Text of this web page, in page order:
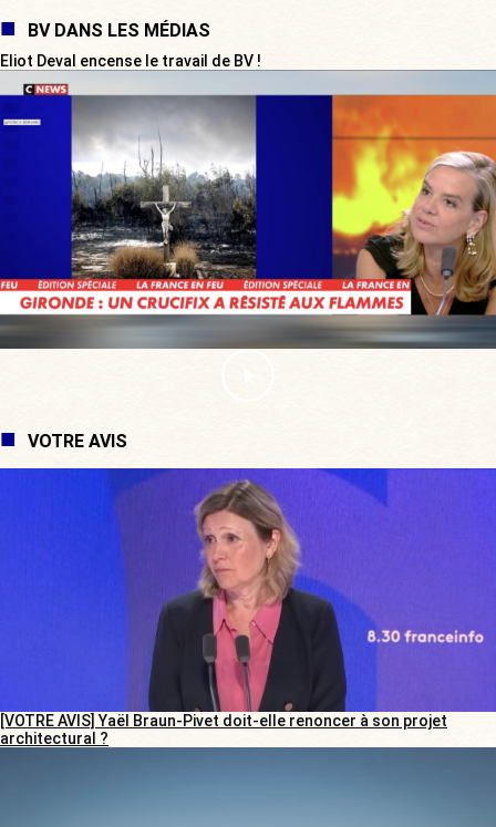
BV DANS LES MÉDIAS
Eliot Deval encense le travail de BV !
VOTRE AVIS
[VOTRE AVIS] Yaël Braun-Pivet doit-elle renoncer à son projet
architectural ?